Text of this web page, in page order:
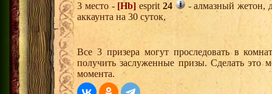
3 место - [Hb] esprit 24
- алмазный жетон,
аккаунта на 30 суток,
Все 3 призера могут проследовать в
получить заслуженные призы. Сделать это
момента.